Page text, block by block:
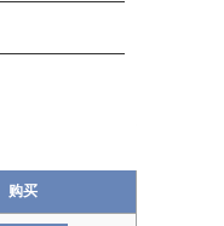
购买